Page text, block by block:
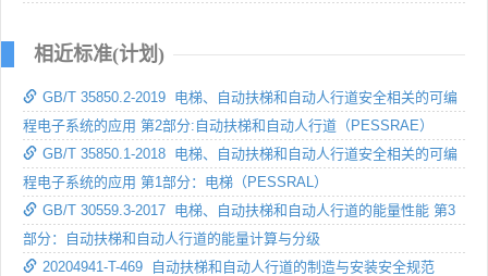
相近标准(计划)
GB/T 35850.2-2019 电梯、自动扶梯和自动人行道安全相关的可编
程电子系统的应用 第2部分:自动扶梯和自动人行道（PESSRAE）
GB/T 35850.1-2018 电梯、自动扶梯和自动人行道安全相关的可编
程电子系统的应用 第1部分：电梯（PESSRAL）
GB/T 30559.3-2017 电梯、自动扶梯和自动人行道的能量性能 第3
部分：自动扶梯和自动人行道的能量计算与分级
20204941-T-469 自动扶梯和自动人行道的制造与安装安全规范